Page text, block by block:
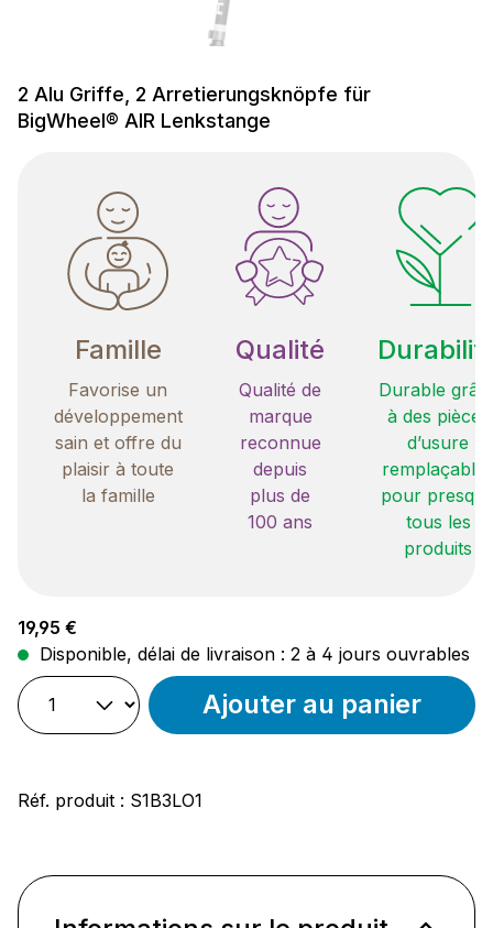
2 Alu Griffe, 2 Arretierungsknöpfe für
BigWheel® AIR Lenkstange
Famille
Favorise un
développement
sain et offre du
plaisir à toute
la famille
Qualité
Qualité de
marque
reconnue
depuis
plus de
100 ans
Durable
à des pièces
d’usure
remplaçables
pour
tous les
produits
Prix régulier :
19,95 €
Disponible, délai de livraison : 2 à 4 jours ouvrables
Ajouter au panier
Réf. produit : S1B3LO1